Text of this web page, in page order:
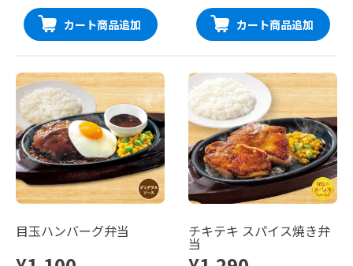
カート商品追加 カート商品追加
目玉ハンバーグ弁当 チキテキ スパイス焼き弁
当